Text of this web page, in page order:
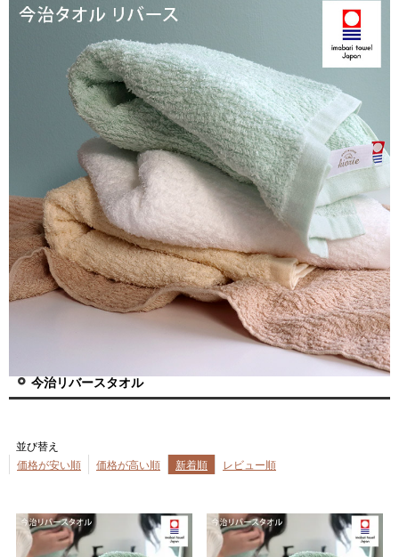
今治リバースタオル
並び替え
価格が安い順
価格が高い順 新着順 レビュー順